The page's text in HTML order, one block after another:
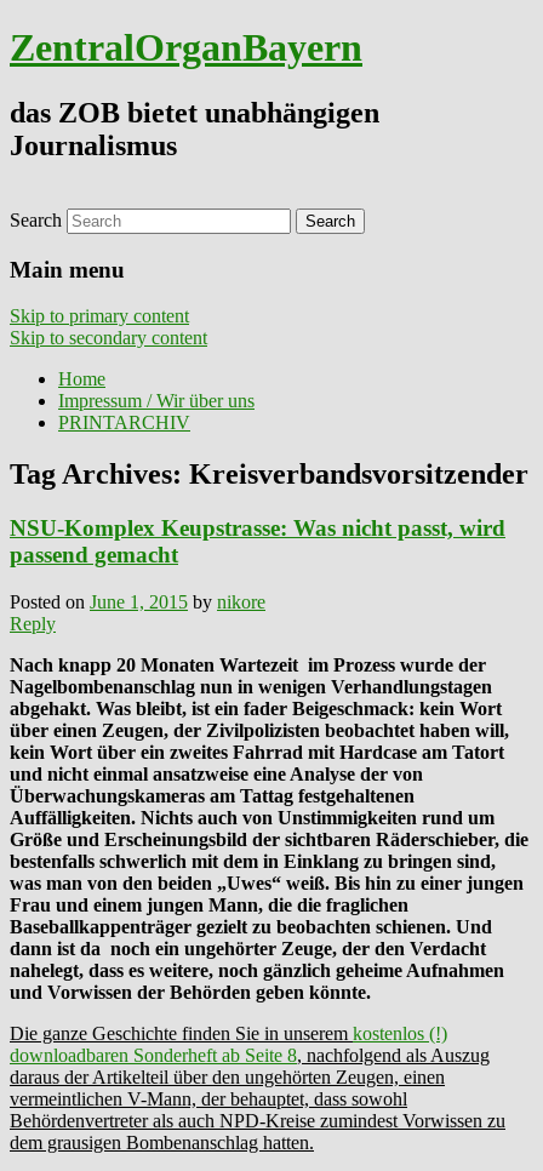
ZentralOrganBayern
das ZOB bietet unabhängigen
Journalismus
Search
Main menu
Skip to primary content
Skip to secondary content
Home
Impressum / Wir über uns
PRINTARCHIV
Tag Archives: Kreisverbandsvorsitzender
NSU-Komplex Keupstrasse: Was nicht passt, wird
passend gemacht
Posted on June 1, 2015 by nikore
Reply
Nach knapp 20 Monaten Wartezeit im Prozess wurde der
Nagelbombenanschlag nun in wenigen Verhandlungstagen
abgehakt. Was bleibt, ist ein fader Beigeschmack: kein Wort
über einen Zeugen, der Zivilpolizisten beobachtet haben will,
kein Wort über ein zweites Fahrrad mit Hardcase am Tatort
und nicht einmal ansatzweise eine Analyse der von
Überwachungskameras am Tattag festgehaltenen
Auffälligkeiten. Nichts auch von Unstimmigkeiten rund um
Größe und Erscheinungsbild der sichtbaren Räderschieber, die
bestenfalls schwerlich mit dem in Einklang zu bringen sind,
was man von den beiden „Uwes“ weiß. Bis hin zu einer jungen
Frau und einem jungen Mann, die die fraglichen
Baseballkappenträger gezielt zu beobachten schienen. Und
dann ist da noch ein ungehörter Zeuge, der den Verdacht
nahelegt, dass es weitere, noch gänzlich geheime Aufnahmen
und Vorwissen der Behörden geben könnte.
Die ganze Geschichte finden Sie in unserem kostenlos (!)
downloadbaren Sonderheft ab Seite 8, nachfolgend als Auszug
daraus der Artikelteil über den ungehörten Zeugen, einen
vermeintlichen V-Mann, der behauptet, dass sowohl
Behördenvertreter als auch NPD-Kreise zumindest Vorwissen zu
dem grausigen Bombenanschlag hatten.